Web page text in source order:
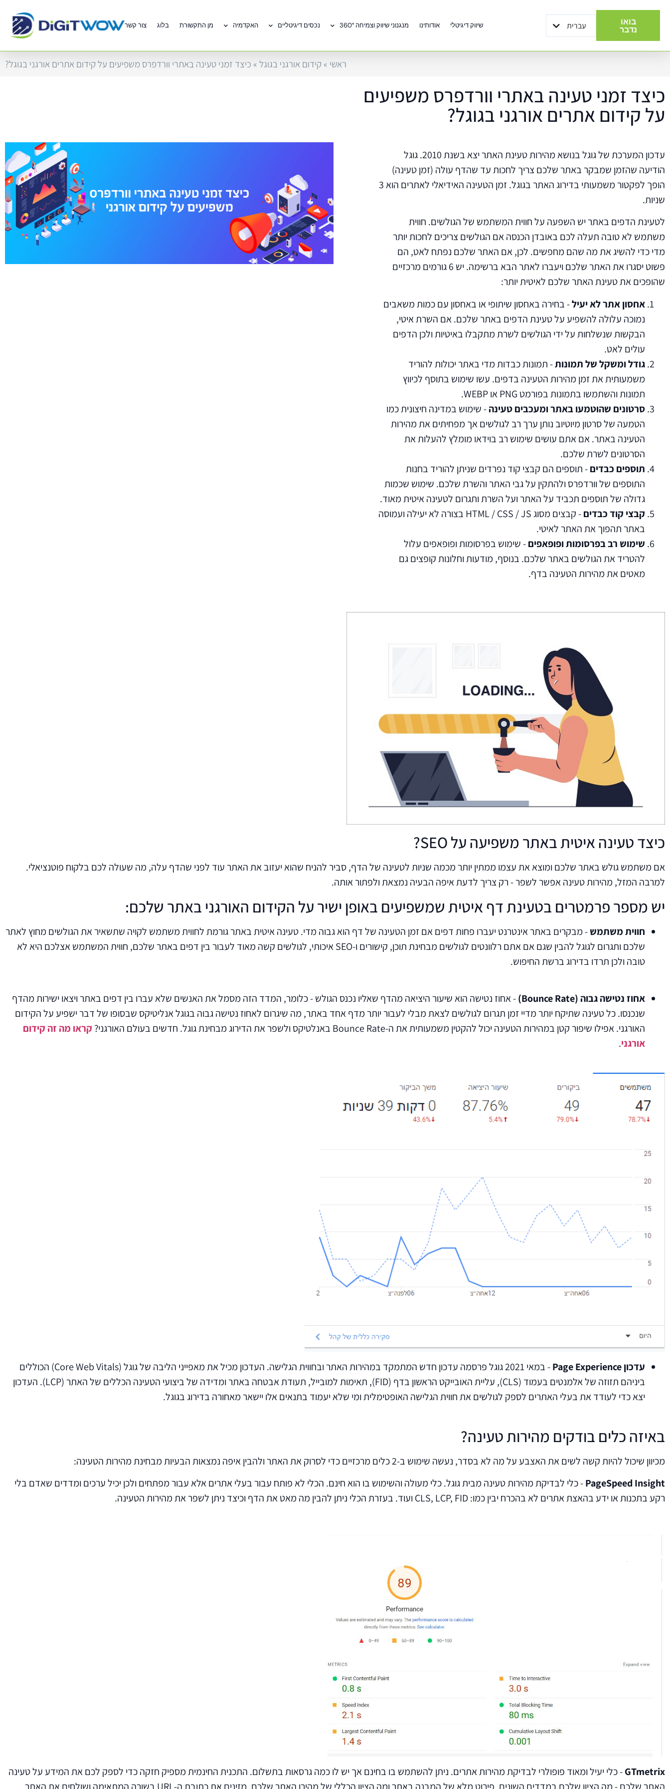
שיווק דיגיטלי אודותינו מנגנוני שיווק וצמיחה 360° נכסים דיגיטליים האקדמיה מן התקשורת בלוג צור קשר עברית
English
בואו
נדבר
ראשי » קידום אורגני בגוגל » כיצד זמני טעינה באתרי וורדפרס משפיעים על קידום אתרים אורגני בגוגל?
כיצד זמני טעינה באתרי וורדפרס משפיעים
על קידום אתרים אורגני בגוגל?
עדכון המערכת של גוגל בנושא מהירות טעינת האתר יצא בשנת 2010. גוגל
הודיעה שהזמן שמבקר באתר שלכם צריך לחכות עד שהדף עולה (זמן טעינה)
הופך לפקטור משמעותי בדירוג האתר בגוגל. זמן הטעינה האידיאלי לאתרים הוא 3
שניות.
לטעינת הדפים באתר יש השפעה על חווית המשתמש של הגולשים. חווית
משתמש לא טובה תעלה לכם באובדן הכנסה אם הגולשים צריכים לחכות יותר
מדי כדי להשיג את מה שהם מחפשים. לכן, אם האתר שלכם נפתח לאט, הם
פשוט יסגרו את האתר שלכם ויעברו לאתר הבא ברשימה. יש 6 גורמים מרכזיים
שהופכים את טעינת האתר שלכם לאיטית יותר:
אחסון אתר לא יעיל- בחירה באחסון שיתופי או באחסון עם כמות משאבים
נמוכה עלולה להשפיע על טעינת הדפים באתר שלכם. אם השרת איטי,
הבקשות שנשלחות על ידי הגולשים לשרת מתקבלו באיטיות ולכן הדפים
עולים לאט.
גודל ומשקל של תמונות- תמונות כבדות מדי באתר יכולות להוריד
משמעותית את זמן מהירות הטעינה בדפים. עשו שימוש בתוסף לכיווץ
תמונות והשתמשו בתמונות בפורמט PNG או WEBP.
סרטונים שהוטמעו באתר ומעכבים טעינה- שימוש במדינה חיצונית כמו
הטמעה של סרטון מיוטיוב נותן ערך רב לגולשים אך מפחיתים את מהירות
הטעינה באתר. אם אתם עושים שימוש רב בוידאו מומלץ להעלות את
הסרטונים לשרת שלכם.
תוספים כבדים- תוספים הם קבצי קוד נפרדים שניתן להוריד בחנות
התוספים של וורדפרס ולהתקין על גבי האתר והשרת שלכם. שימוש שכמות
גדולה של תוספים תכביד על האתר ועל השרת ותגרום לטעינה איטית מאוד.
קבצי קוד כבדים
- קבצים מסוג HTML / CSS / JS בצורה לא יעילה ועמוסה
באתר תהפוך את האתר לאיטי.
שימוש רב בפרסומות ופופאפים- שימוש בפרסומות ופופאפים עלול
להטריד את הגולשים באתר שלכם. בנוסף, מודעות וחלונות קופצים גם
מאטים את מהירות הטעינה בדף.
כיצד טעינה איטית באתר משפיעה על SEO?
אם משתמש גולש באתר שלכם ומוצא את עצמו ממתין יותר מכמה שניות לטעינה של הדף, סביר להניח שהוא יעזוב את האתר עוד לפני שהדף עלה, מה שעולה לכם בלקוח פוטנציאלי.
למרבה המזל, מהירות טעינה אפשר לשפר - רק צריך לדעת איפה הבעיה נמצאת ולפתור אותה.
יש מספר פרמטרים בטעינת דף איטית שמשפיעים באופן ישיר על הקידום האורגני באתר שלכם:
חווית משתמש- מבקרים באתר אינטרנט יעברו פחות דפים אם זמן הטעינה של דף הוא גבוה מדי. טעינה איטית באתר גורמת לחווית משתמש לקויה שתשאיר את הגולשים מחוץ לאתר
שלכם ותגרום לגוגל להבין שגם אם אתם רלוונטים לגולשים מבחינת תוכן, קישורים ו-SEO איכותי, לגולשים קשה מאוד לעבור בין דפים באתר שלכם, חווית המשתמש אצלכם היא לא
טובה ולכן תרדו בדירוג ברשת החיפוש.
אחוז נטישה גבוה (Bounce Rate) - אחוז נטישה הוא שיעור היציאה מהדף שאליו נכנס הגולש - כלומר, המדד הזה מסמל את האנשים שלא עברו בין דפים באתר ויצאו ישירות מהדף
שנכנסו. כל טעינה שתיקח יותר מדיי זמן תגרום לגולשים לצאת מבלי לעבור יותר מדף אחד באתר, מה שיגרום לאחוז נטישה גבוה בגוגל אנליטיקס שבסופו של דבר ישפיע על הקידום
האורגני. אפילו שיפור קטן במהירות הטעינה יכול להקטין משמעותית את ה-Bounce Rate באנלטיקס ולשפר את הדירוג מבחינת גוגל. חדשים בעולם האורגני?
קראו מה זה קידום
אורגני.
עדכוןPage Experience
- במאי 2021 גוגל פרסמה עדכון חדש המתמקד במהירות האתר ובחווית הגלישה. העדכון מכיל את מאפייני הליבה של גוגל (Core Web Vitals) הכוללים
ביניהם תזוזה של אלמנטים בעמוד (CLS), עליית האובייקט הראשון בדף (FID), תאימות למובייל, תעודת אבטחה באתר ומדידה של ביצועי הטעינה הכללים של האתר (LCP). העדכון
יצא כדי לעודד את בעלי האתרים לספק לגולשים את חווית הגלישה האופטימלית ומי שלא יעמוד בתנאים אלו יישאר מאחורה בדירוג בגוגל.
באיזה כלים בודקים מהירות טעינה?
מכיוון שיכול להיות קשה לשים את האצבע על מה לא בסדר, נעשה שימוש ב-2 כלים מרכזיים כדי לסרוק את האתר ולהבין איפה נמצאות הבעיות מבחינת מהירות הטעינה:
PageSpeed Insight- כלי לבדיקת מהירות טעינה מבית גוגל. כלי מעולה והשימוש בו הוא חינם. הכלי לא פותח עבור בעלי אתרים אלא עבור מפתחים ולכן יכיל ערכים ומדדים שאדם בלי
רקע בתכנות או ידע בהאצת אתרים לא בהכרח יבין כמו: CLS, LCP, FID ועוד. בעזרת הכלי ניתן להבין מה מאט את הדף וכיצד ניתן לשפר את מהירות הטעינה.
GTmetrix- כלי יעיל ומאוד פופולרי לבדיקת מהירות אתרים. ניתן להשתמש בו בחינם אך יש לו כמה גרסאות בתשלום. התכנית החינמית מספיק חזקה כדי לספק לכם את המידע על טעינה